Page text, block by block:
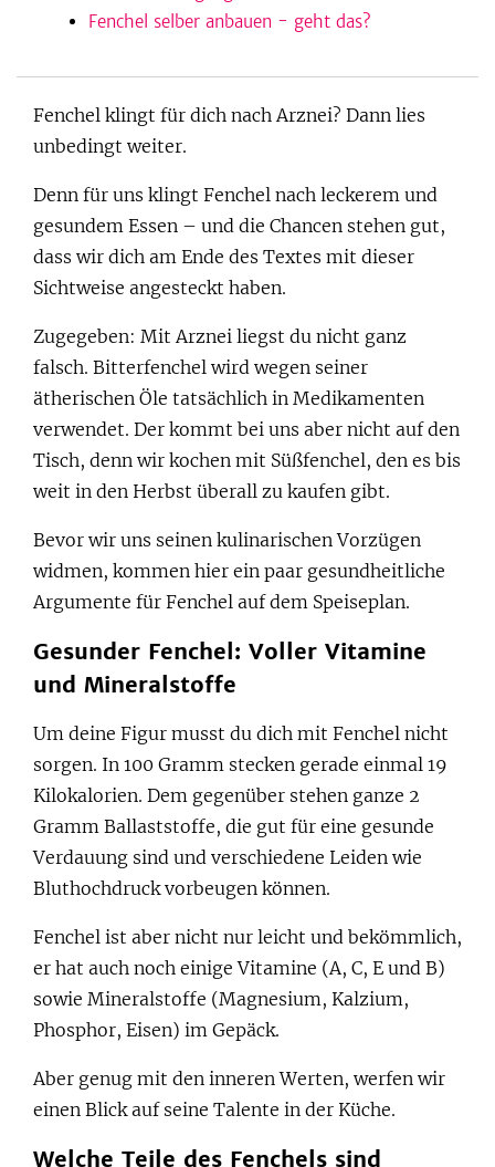
Fenchel selber anbauen - geht das?
Fenchel klingt für dich nach Arznei? Dann lies
unbedingt weiter.
Denn für uns klingt Fenchel nach leckerem und
gesundem Essen – und die Chancen stehen gut,
dass wir dich am Ende des Textes mit dieser
Sichtweise angesteckt haben.
Zugegeben: Mit Arznei liegst du nicht ganz
falsch. Bitterfenchel wird wegen seiner
ätherischen Öle tatsächlich in Medikamenten
verwendet. Der kommt bei uns aber nicht auf den
Tisch, denn wir kochen mit Süßfenchel, den es bis
weit in den Herbst überall zu kaufen gibt.
Bevor wir uns seinen kulinarischen Vorzügen
widmen, kommen hier ein paar gesundheitliche
Argumente für Fenchel auf dem Speiseplan.
Gesunder Fenchel: Voller Vitamine
und Mineralstoffe
Um deine Figur musst du dich mit Fenchel nicht
sorgen. In 100 Gramm stecken gerade einmal 19
Kilokalorien. Dem gegenüber stehen ganze 2
Gramm Ballaststoffe, die gut für eine gesunde
Verdauung sind und verschiedene Leiden wie
Bluthochdruck vorbeugen können.
Fenchel ist aber nicht nur leicht und bekömmlich,
er hat auch noch einige Vitamine (A, C, E und B)
sowie Mineralstoffe (Magnesium, Kalzium,
Phosphor, Eisen) im Gepäck.
Aber genug mit den inneren Werten, werfen wir
einen Blick auf seine Talente in der Küche.
Welche Teile des Fenchels sind